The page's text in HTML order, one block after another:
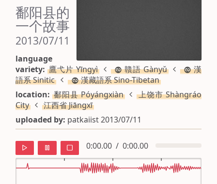
鄱阳县的
一个故事
2013/07/11
language
variety: 鷹弋片 Yīngyì 贛語 Gànyǔ
漢
語系 Sinitic
漢藏語系 Sino-Tibetan
location: 鄱阳县 Póyángxiàn
上饶市 Shàngráo
City
江西省 Jiāngxī
uploaded by: patkaiist 2013/07/11
0:00.00 / 0:00.00